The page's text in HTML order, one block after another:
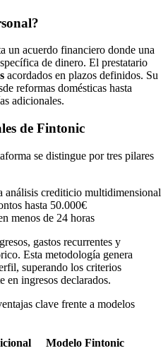
un acuerdo financiero donde una
de dinero. El prestatario
acordados en plazos definidos. Su
reformas domésticas hasta
adicionales.
de Fintonic
se distingue por tres pilares
análisis crediticio multidimensional
hasta 50.000€
menos de 24 horas
gastos recurrentes y
Esta metodología genera
superando los criterios
en ingresos declarados.
clave frente a modelos
Modelo Fintonic